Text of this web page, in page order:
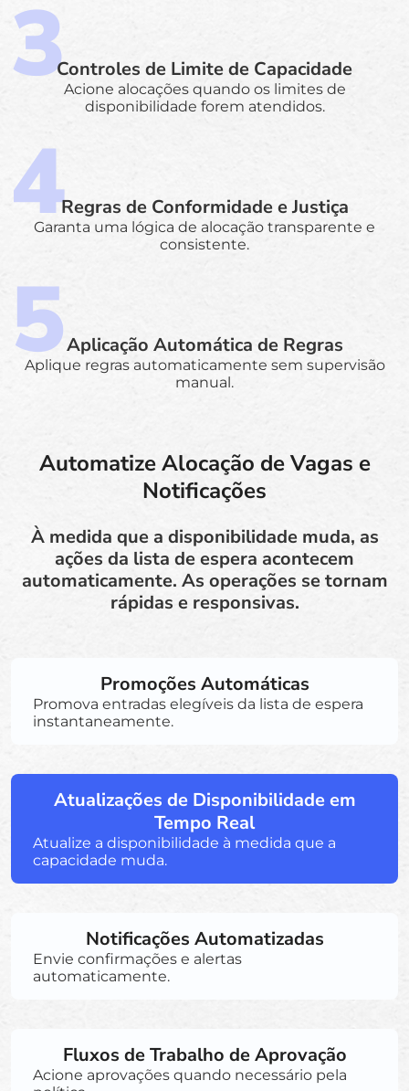
Controles de Limite de Capacidade
Acione alocações quando os limites de
disponibilidade forem atendidos.
Regras de Conformidade e Justiça
Garanta uma lógica de alocação transparente e
consistente.
Aplicação Automática de Regras
Aplique regras automaticamente sem supervisão
manual.
Automatize Alocação de Vagas e
Notificações
À medida que a disponibilidade muda, as
ações da lista de espera acontecem
automaticamente. As operações se tornam
rápidas e responsivas.
Promoções Automáticas
Promova entradas elegíveis da lista de espera
instantaneamente.
Atualizações de Disponibilidade em
Tempo Real
Atualize a disponibilidade à medida que a
capacidade muda.
Notificações Automatizadas
Envie confirmações e alertas
automaticamente.
Fluxos de Trabalho de Aprovação
Acione aprovações quando necessário pela